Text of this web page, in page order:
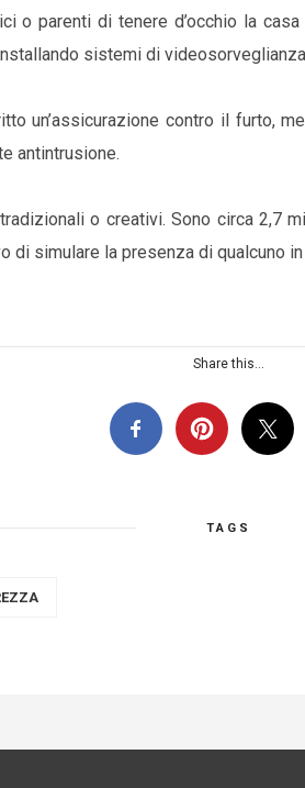
o parenti di tenere d’occhio la
sistemi di
un’assicurazione contro il furto,
antintrusione.
o creativi. Sono circa 2,7
di simulare la presenza di qualcuno
Share this...
TAGS